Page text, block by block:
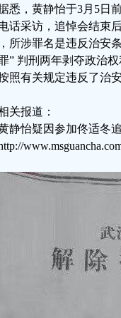
悉，黄静怡于3月5日
话采访，追悼会结束
所涉罪名是违反治安
” 判刑两年剥夺政治
照有关规定违反了治
关报道：
静怡疑因参加佟适冬